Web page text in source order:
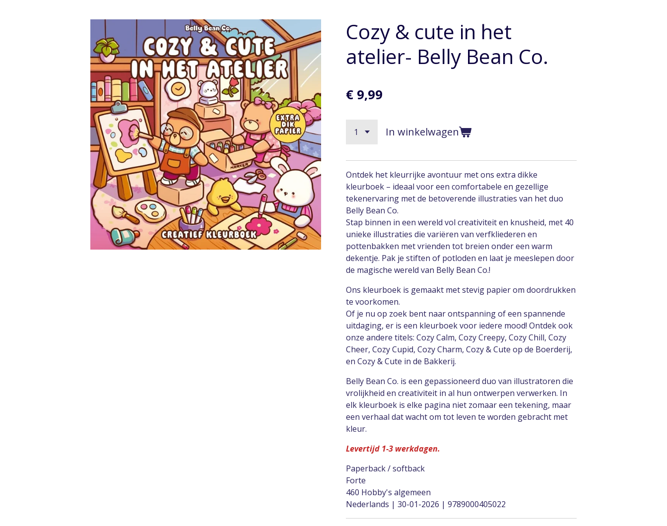
Cozy & cute in het
atelier- Belly Bean Co.
€ 9,99
In winkelwagen
Ontdek het kleurrijke avontuur met ons extra dikke
kleurboek – ideaal voor een comfortabele en gezellige
tekenervaring met de betoverende illustraties van het duo
Belly Bean Co.
Stap binnen in een wereld vol creativiteit en knusheid, met 40
unieke illustraties die variëren van verfkliederen en
pottenbakken met vrienden tot breien onder een warm
dekentje. Pak je stiften of potloden en laat je meeslepen door
de magische wereld van Belly Bean Co.!
Ons kleurboek is gemaakt met stevig papier om doordrukken
te voorkomen.
Of je nu op zoek bent naar ontspanning of een spannende
uitdaging, er is een kleurboek voor iedere mood! Ontdek ook
onze andere titels: Cozy Calm, Cozy Creepy, Cozy Chill, Cozy
Cheer, Cozy Cupid, Cozy Charm, Cozy & Cute op de Boerderij,
en Cozy & Cute in de Bakkerij.
Belly Bean Co. is een gepassioneerd duo van illustratoren die
vrolijkheid en creativiteit in al hun ontwerpen verwerken. In
elk kleurboek is elke pagina niet zomaar een tekening, maar
een verhaal dat wacht om tot leven te worden gebracht met
kleur.
Levertijd 1-3 werkdagen.
Paperback / softback
Forte
460 Hobby's algemeen
Nederlands | 30-01-2026 | 9789000405022